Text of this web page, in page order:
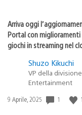
Arriva oggi
Portal con miglioramenti
giochi in streaming nel
Shuzo Kikuchi
VP della
Entertainment
Data
9 Aprile, 2025 1